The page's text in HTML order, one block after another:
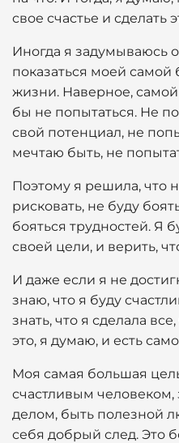
свое счастье и
Иногда я задумываюсь
показаться моей
жизни. Наверное,
бы не попытаться. Не
свой потенциал, не
мечтаю быть, не
Поэтому я решила, что
рисковать, не буду
бояться трудностей. Я
своей цели, и верить,
И даже если я не
знаю, что я буду
знать, что я сделала
это, я думаю, и есть
Моя самая большая
счастливым
делом, быть полезной
себя добрый след. Это